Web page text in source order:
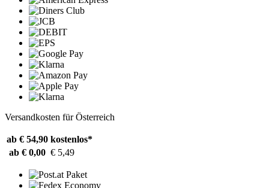
Versandkosten für Österreich
ab € 54,90 kostenlos*
ab € 0,00 € 5,49